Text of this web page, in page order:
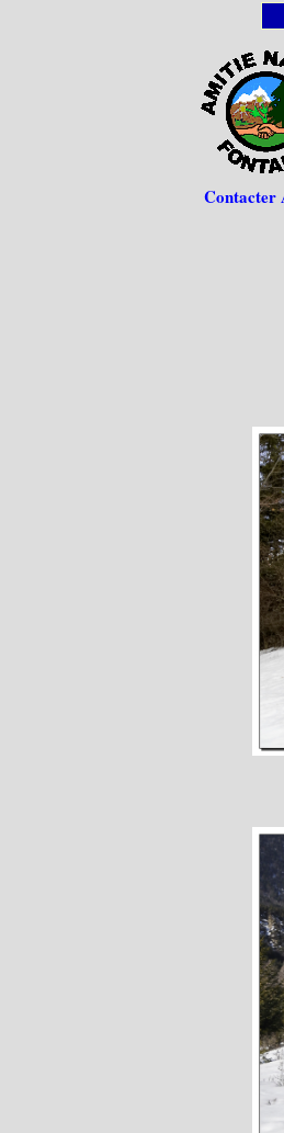
Contacter